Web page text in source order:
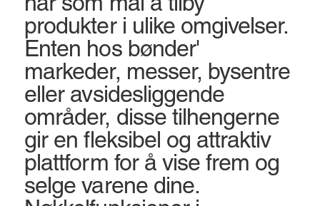
produkter i ulike omgivelser.
Enten hos bønder'
markeder, messer, bysentre
eller avsidesliggende
områder, disse tilhengerne
gir en fleksibel og attraktiv
plattform for å vise frem og
selge varene dine.